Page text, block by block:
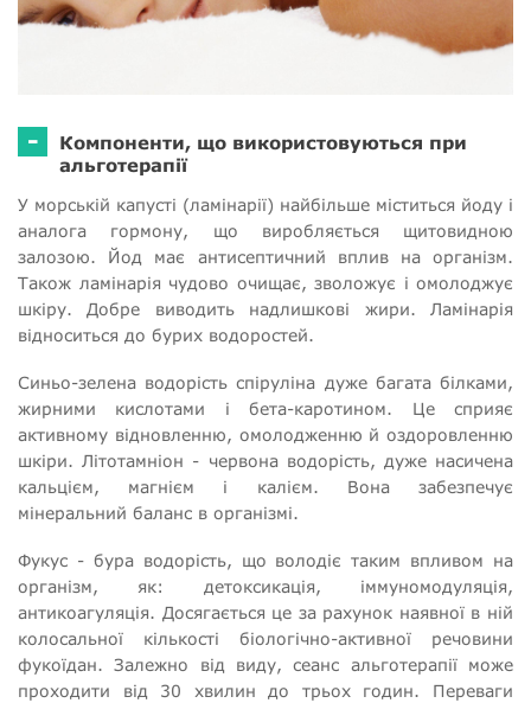
-
Компоненти, що використовуються при
альготерапії
У морській капусті (ламінарії) найбільше міститься йоду і
аналога гормону, що виробляється щитовидною
залозою. Йод має антисептичний вплив на організм.
Також ламінарія чудово очищає, зволожує і омолоджує
шкіру. Добре виводить надлишкові жири. Ламінарія
відноситься до бурих водоростей.
Синьо-зелена водорість спіруліна дуже багата білками,
жирними кислотами і бета-каротином. Це сприяє
активному відновленню, омолодженню й оздоровленню
шкіри. Літотамніон - червона водорість, дуже насичена
кальцієм, магнієм і калієм. Вона забезпечує
мінеральний баланс в організмі.
Фукус - бура водорість, що володіє таким впливом на
організм, як: детоксикація, іммуномодуляція,
антикоагуляція. Досягається це за рахунок наявної в ній
колосальної кількості біологічно-активної речовини
фукоїдан. Залежно від виду, сеанс альготерапії може
проходити від 30 хвилин до трьох годин. Переваги